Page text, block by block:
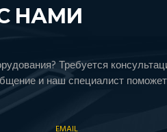
НАМИ
Требуется
и наш специалист